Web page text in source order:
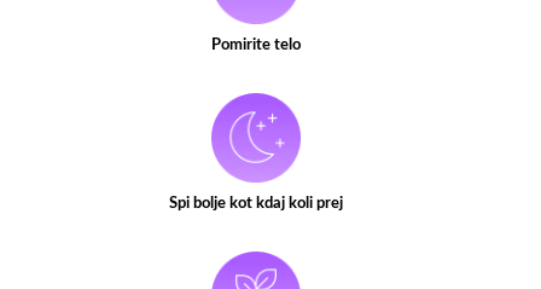
Pomirite telo
Spi bolje kot kdaj koli prej